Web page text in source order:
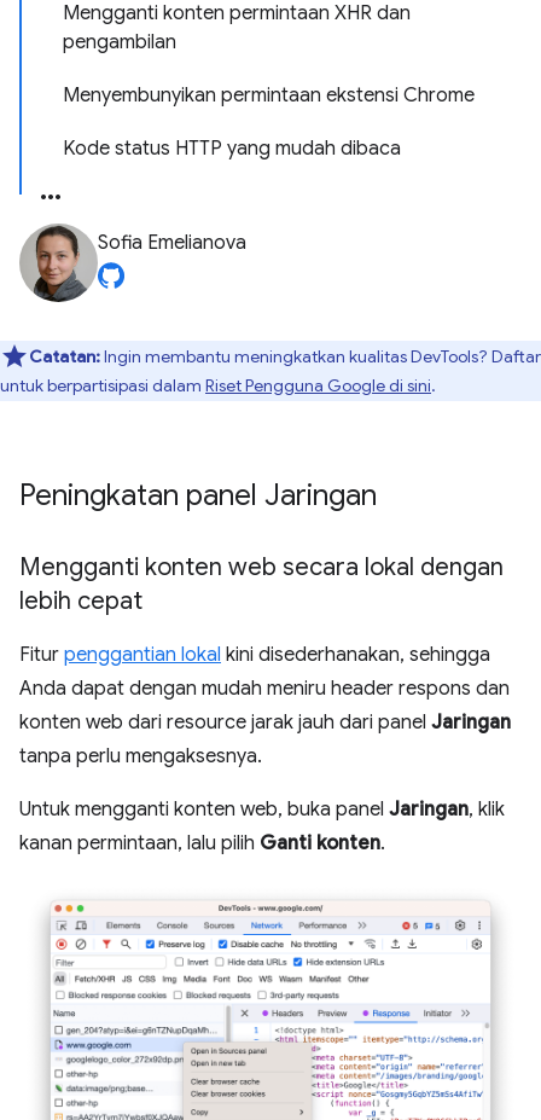
Mengganti konten permintaan XHR dan
pengambilan
Menyembunyikan permintaan ekstensi Chrome
Kode status HTTP yang mudah dibaca
Sofia Emelianova
Catatan:Ingin membantu meningkatkan kualitas DevTools? Daftar
untuk berpartisipasi dalam Riset Pengguna Google di sini.
Peningkatan panel Jaringan
Mengganti konten web secara lokal dengan
lebih cepat
Fitur penggantian lokal kini disederhanakan, sehingga
Anda dapat dengan mudah meniru header respons dan
konten web dari resource jarak jauh dari panel Jaringan
tanpa perlu mengaksesnya.
Untuk mengganti konten web, buka panel Jaringan, klik
kanan permintaan, lalu pilih Ganti konten.